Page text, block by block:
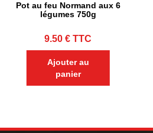
Pot au feu Normand aux 6
légumes 750g
9.50€ TTC
Ajouter au
panier